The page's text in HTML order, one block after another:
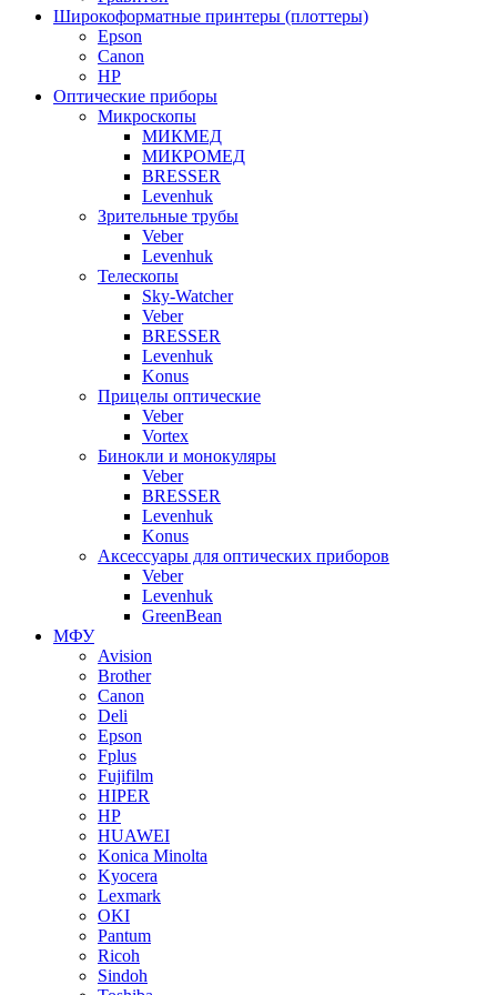
Широкоформатные принтеры (плоттеры)
Epson
Canon
HP
Оптические приборы
Микроскопы
МИКМЕД
МИКРОМЕД
BRESSER
Levenhuk
Зрительные трубы
Veber
Levenhuk
Телескопы
Sky-Watcher
Veber
BRESSER
Levenhuk
Konus
Прицелы оптические
Veber
Vortex
Бинокли и монокуляры
Veber
BRESSER
Levenhuk
Konus
Аксессуары для оптических приборов
Veber
Levenhuk
GreenBean
МФУ
Avision
Brother
Canon
Deli
Epson
Fplus
Fujifilm
HIPER
HP
HUAWEI
Konica Minolta
Kyocera
Lexmark
OKI
Pantum
Ricoh
Sindoh